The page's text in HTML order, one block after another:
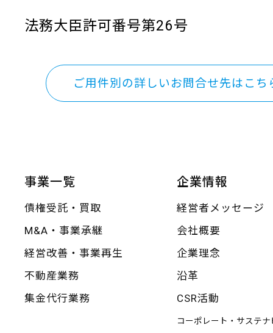
法務大臣許可番号第26号
ご用件別の詳しいお問合せ先はこち
事業一覧
債権受託・買取
M&A・事業承継
経営改善・事業再生
不動産業務
集金代行業務
企業情報
経営者メッセージ
会社概要
企業理念
沿革
CSR活動
コーポレート・サステナ